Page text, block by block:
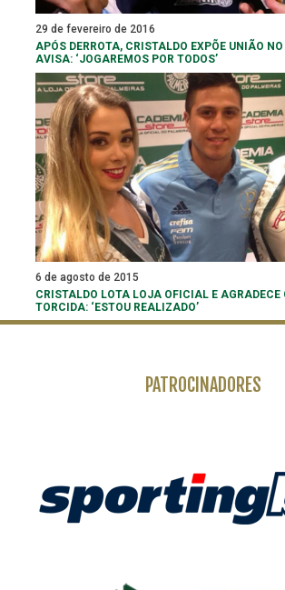
29 de fevereiro de 2016
APÓS DERROTA, CRISTALDO EXPÕE UNIÃO
AVISA: ‘JOGAREMOS POR TODOS’
6 de agosto de 2015
CRISTALDO LOTA LOJA OFICIAL E AGRADECE
TORCIDA: ‘ESTOU REALIZADO’
PATROCINADORES